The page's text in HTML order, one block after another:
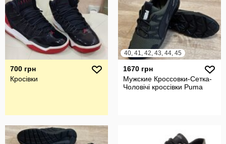
700 грн
Кросівки
40, 41, 42, 43, 44, 45
1670 грн
Мужские Кроссовки-Сетка-
Чоловічі кроссівки Puma